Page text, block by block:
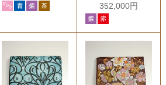
352,000円